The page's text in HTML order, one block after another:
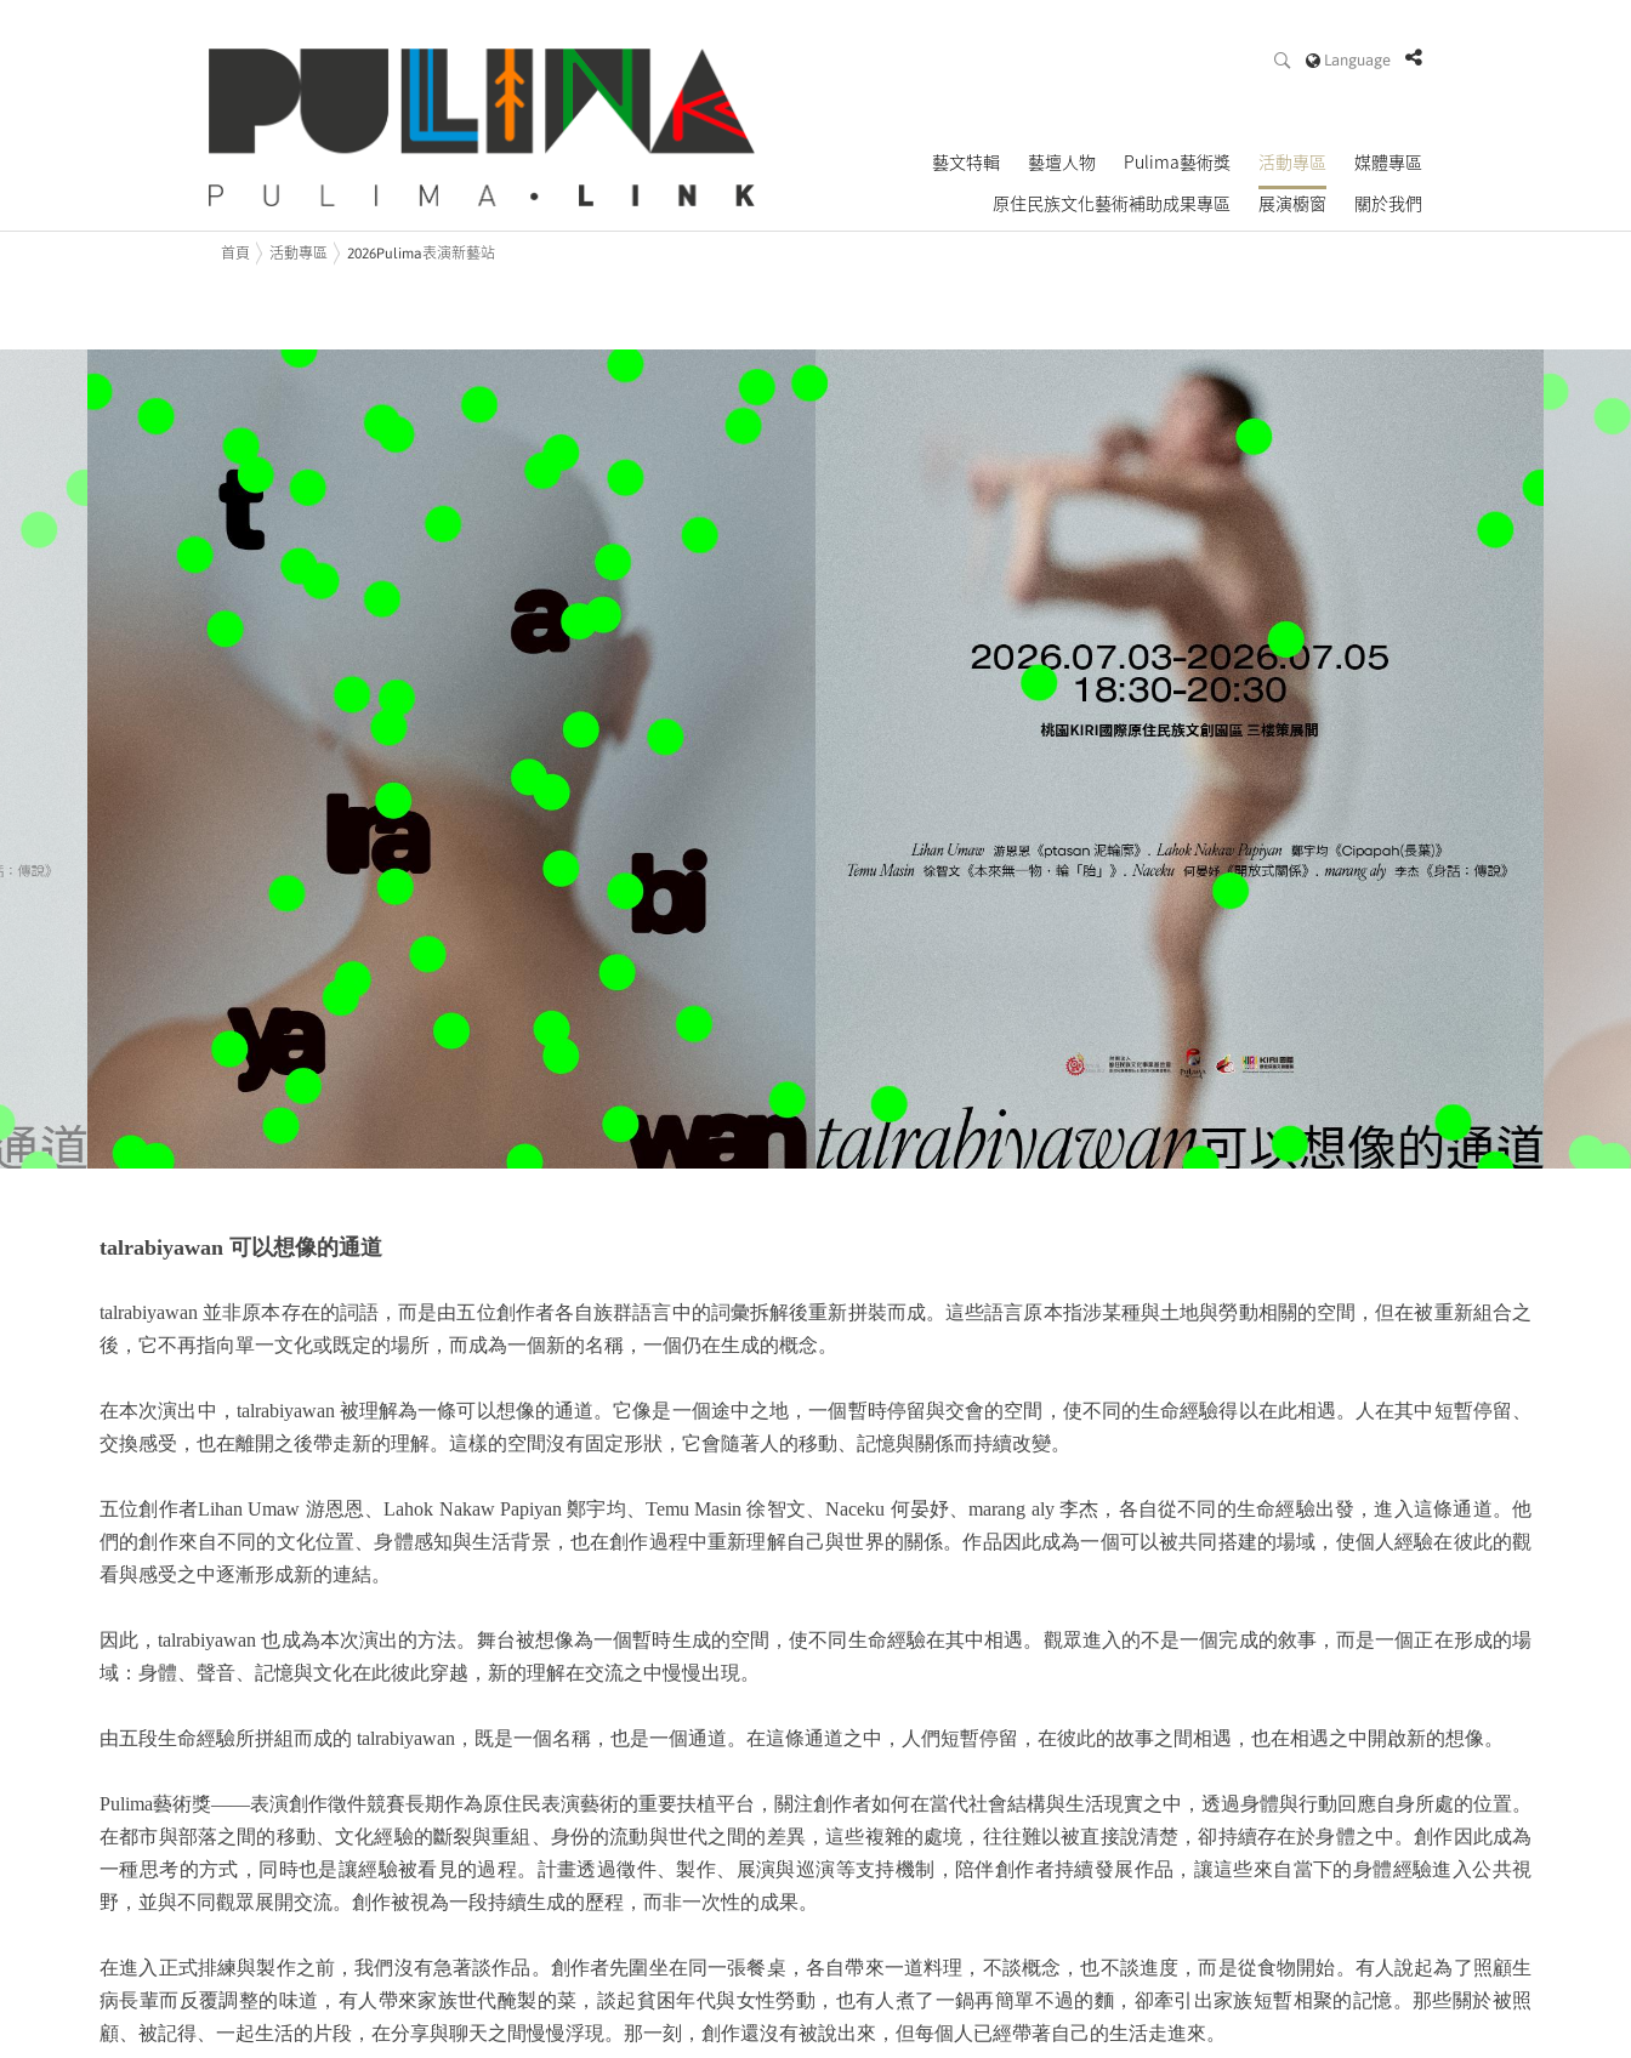
Language
藝文特輯 藝壇人物 Pulima藝術獎 活動專區
媒體專區
原住民族文化藝術補助成果專區
展演櫥窗 關於我們
首頁 活動專區 2026Pulima表演新藝站
talrabiyawan 可以想像的通道
talrabiyawan 並非原本存在的詞語，而是由五位創作者各自族群語言中的詞彙拆解後重新拼裝而成。這些語言原本指涉某種與土地與勞動相關的空間，但在被重新組合之
後，它不再指向單一文化或既定的場所，而成為一個新的名稱，一個仍在生成的概念。
在本次演出中，talrabiyawan 被理解為一條可以想像的通道。它像是一個途中之地，一個暫時停留與交會的空間，使不同的生命經驗得以在此相遇。人在其中短暫停留、
交換感受，也在離開之後帶走新的理解。這樣的空間沒有固定形狀，它會隨著人的移動、記憶與關係而持續改變。
五位創作者Lihan Umaw 游恩恩、Lahok Nakaw Papiyan 鄭宇均、Temu Masin 徐智文、Naceku 何晏妤、marang aly 李杰，各自從不同的生命經驗出發，進入這條通道。他
們的創作來自不同的文化位置、身體感知與生活背景，也在創作過程中重新理解自己與世界的關係。作品因此成為一個可以被共同搭建的場域，使個人經驗在彼此的觀
看與感受之中逐漸形成新的連結。
因此，talrabiyawan 也成為本次演出的方法。舞台被想像為一個暫時生成的空間，使不同生命經驗在其中相遇。觀眾進入的不是一個完成的敘事，而是一個正在形成的場
域：身體、聲音、記憶與文化在此彼此穿越，新的理解在交流之中慢慢出現。
由五段生命經驗所拼組而成的 talrabiyawan，既是一個名稱，也是一個通道。在這條通道之中，人們短暫停留，在彼此的故事之間相遇，也在相遇之中開啟新的想像。
Pulima藝術獎——表演創作徵件競賽長期作為原住民表演藝術的重要扶植平台，關注創作者如何在當代社會結構與生活現實之中，透過身體與行動回應自身所處的位置。
在都市與部落之間的移動、文化經驗的斷裂與重組、身份的流動與世代之間的差異，這些複雜的處境，往往難以被直接說清楚，卻持續存在於身體之中。創作因此成為
一種思考的方式，同時也是讓經驗被看見的過程。計畫透過徵件、製作、展演與巡演等支持機制，陪伴創作者持續發展作品，讓這些來自當下的身體經驗進入公共視
野，並與不同觀眾展開交流。創作被視為一段持續生成的歷程，而非一次性的成果。
在進入正式排練與製作之前，我們沒有急著談作品。創作者先圍坐在同一張餐桌，各自帶來一道料理，不談概念，也不談進度，而是從食物開始。有人說起為了照顧生
病長輩而反覆調整的味道，有人帶來家族世代醃製的菜，談起貧困年代與女性勞動，也有人煮了一鍋再簡單不過的麵，卻牽引出家族短暫相聚的記憶。那些關於被照
顧、被記得、一起生活的片段，在分享與聊天之間慢慢浮現。那一刻，創作還沒有被說出來，但每個人已經帶著自己的生活走進來。